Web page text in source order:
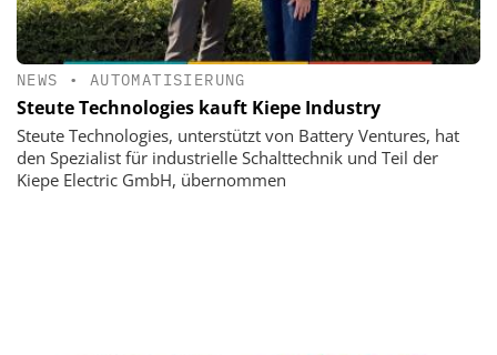
NEWS • AUTOMATISIERUNG
Steute Technologies kauft Kiepe Industry
Steute Technologies, unterstützt von Battery Ventures, hat
den Spezialist für industrielle Schalttechnik und Teil der
Kiepe Electric GmbH, übernommen